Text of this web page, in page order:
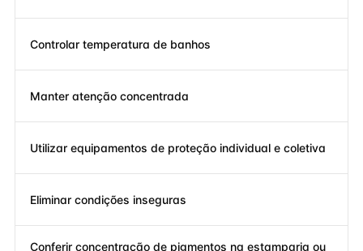
Controlar temperatura de banhos
Manter atenção concentrada
Utilizar equipamentos de proteção individual e coletiva
Eliminar condições inseguras
Conferir concentração de pigmentos na estamparia ou